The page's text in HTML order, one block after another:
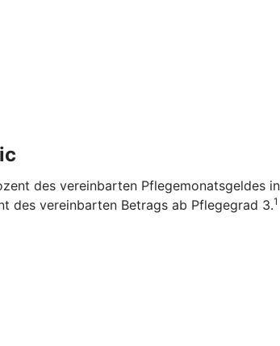
des vereinbarten
des vereinbarten Betrags ab Pflegegrad 3.1